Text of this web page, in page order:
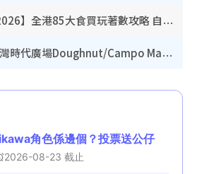
【8月生日優惠2026】全港85大食買玩著數攻略 自助餐/火鍋放題同行免費＋誠品/DONKI送現金券
開倉優惠｜銅鑼灣時代廣場Doughnut/Campo Marzio開倉低至1折！背囊、書包、手袋劈價$200起